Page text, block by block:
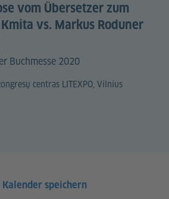
vom Übersetzer zum
vs. Markus Roduner
Buchmesse 2020
centras LITEXPO, Vilnius
Kalender speichern